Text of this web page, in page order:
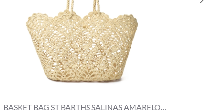
BASKET BAG ST BARTHS SALINAS AMARELO